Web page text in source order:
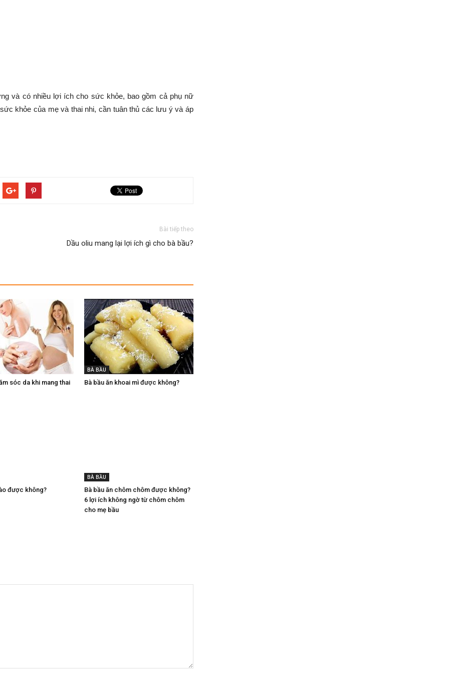
và có nhiều lợi ích cho sức khỏe, bao gồm cả phụ nữ
khỏe của mẹ và thai nhi, cần tuân thủ các lưu ý và áp
Bài tiếp theo
Dầu oliu mang lại lợi ích gì cho bà bầu?
sóc da khi mang thai
BÀ BẦU
Bà bầu ăn khoai mì được không?
được không?
BÀ BẦU
Bà bầu ăn chôm chôm được không?
6 lợi ích không ngờ từ chôm chôm
cho mẹ bầu